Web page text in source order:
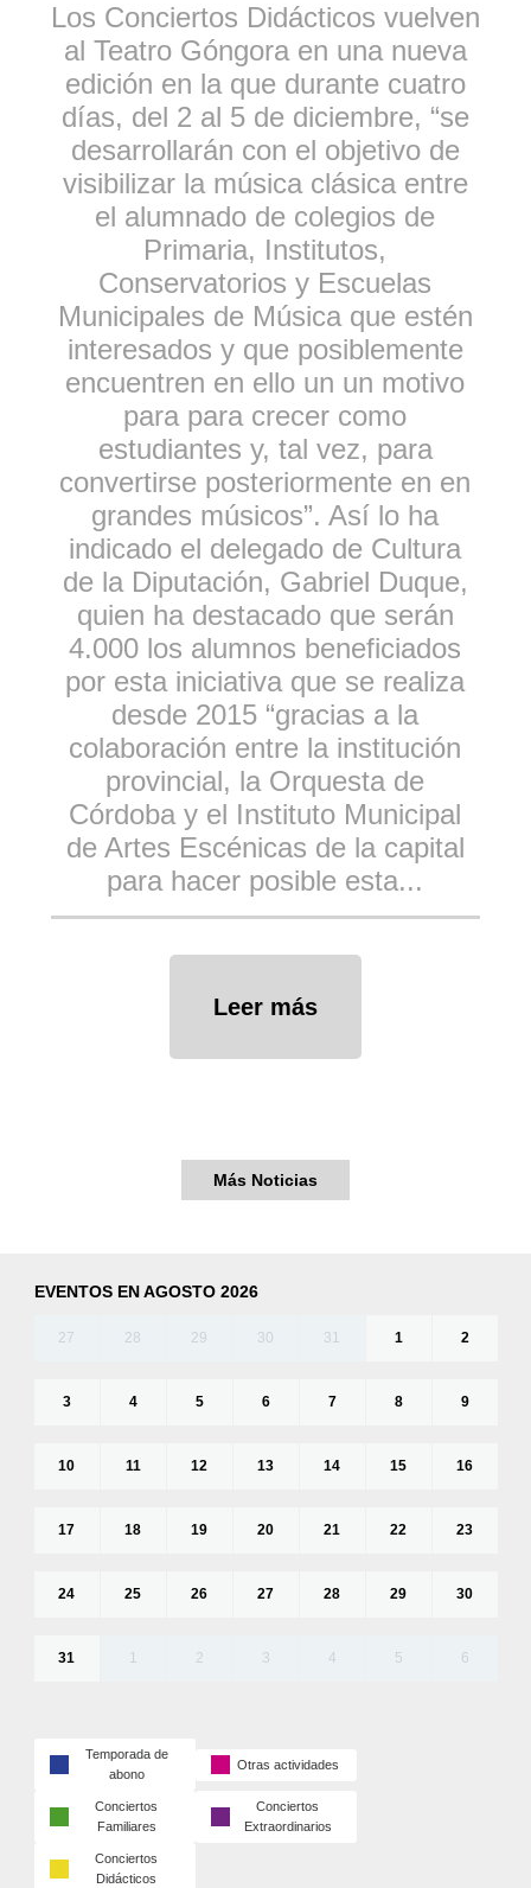
Los Conciertos Didácticos vuelven
al Teatro Góngora en una nueva
edición en la que durante cuatro
días, del 2 al 5 de diciembre, “se
desarrollarán con el objetivo de
visibilizar la música clásica entre
el alumnado de colegios de
Primaria, Institutos,
Conservatorios y Escuelas
Municipales de Música que estén
interesados y que posiblemente
encuentren en ello un un motivo
para para crecer como
estudiantes y, tal vez, para
convertirse posteriormente en en
grandes músicos”. Así lo ha
indicado el delegado de Cultura
de la Diputación, Gabriel Duque,
quien ha destacado que serán
4.000 los alumnos beneficiados
por esta iniciativa que se realiza
desde 2015 “gracias a la
colaboración entre la institución
provincial, la Orquesta de
Córdoba y el Instituto Municipal
de Artes Escénicas de la capital
para hacer posible esta...
Leer más
Más Noticias
EVENTOS EN AGOSTO 2026
27 28 29 30 31 1 2
3 4 5 6 7 8 9
10 11 12 13 14 15 16
17 18 19 20 21 22 23
24 25 26 27 28 29 30
31 1 2 3 4 5 6
Temporada de
abono
Otras actividades
Conciertos
Familiares
Conciertos
Extraordinarios
Conciertos
Didácticos